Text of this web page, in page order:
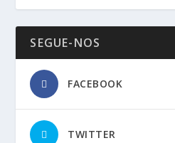
SEGUE-NOS
FACEBOOK
TWITTER